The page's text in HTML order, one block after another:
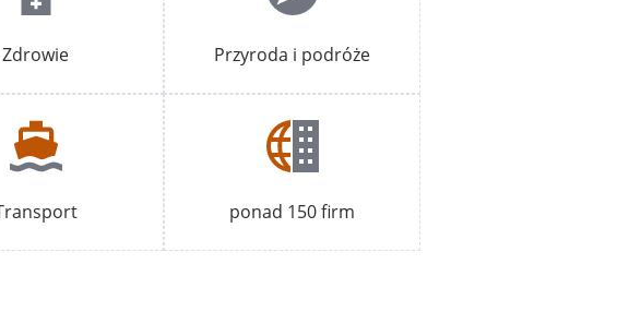
Zdrowie Przyroda i podróże
ponad 150 firm